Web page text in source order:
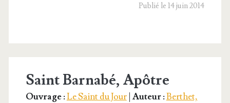
Publié le 14 juin 2014
Saint Barnabé, Apôtre
Ouvrage :Le Saint du Jour| Auteur :Berthet,